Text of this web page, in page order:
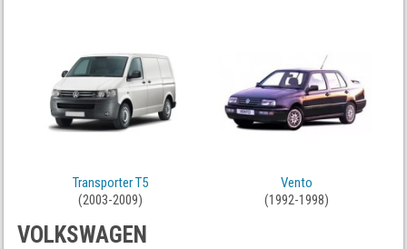
Transporter T5
(2003-2009)
Vento
(1992-1998)
VOLKSWAGEN